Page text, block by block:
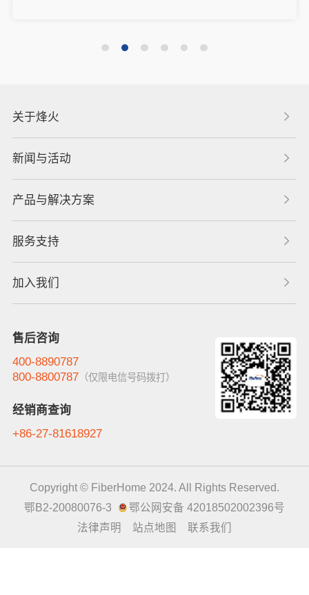
关于烽火
新闻与活动
产品与解决方案
服务支持
加入我们
售后咨询
400-8890787
800-8800787（仅限电信号码拨打）
经销商查询
+86-27-81618927
Copyright © FiberHome 2024. All Rights Reserved.
鄂B2-20080076-3
鄂公网安备 42018502002396号
法律声明
站点地图 联系我们